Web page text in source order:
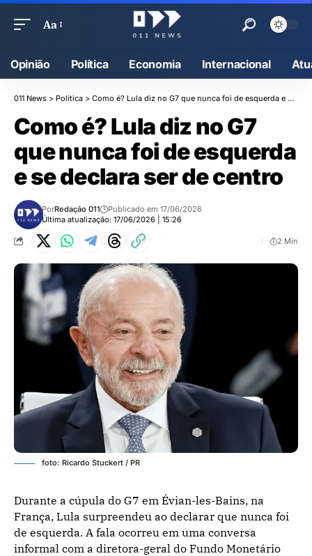
Aa
Opinião Política Economia Internacional
011 News > Política > Como é? Lula diz no G7 que nunca foi de esquerda e se declara ser de centro
Como é? Lula diz no G7
que nunca foi de esquerda
e se declara ser de centro
Última atualização: 17/06/2026 | 15:26
PorRedação 011 Publicado em 17/06/2026
2 Min
foto: Ricardo Stuckert / PR
Durante a cúpula do G7 em Évian-les-Bains, na
França, Lula surpreendeu ao declarar que nunca foi
de esquerda. A fala ocorreu em uma conversa
informal com a diretora-geral do Fundo Monetário